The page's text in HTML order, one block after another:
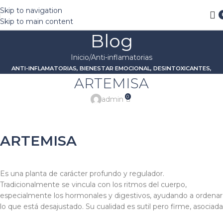
Skip to navigation
Skip to main content
Blog
Inicio Anti-inflamatorias
ANTI-INFLAMATORIAS, BIENESTAR EMOCIONAL, DESINTOXICANTES,
DIGESTIVAS O CARMINATIVAS,ESTRÉS Y ANSIEDAD
SALUD FEMENINA SIGNATURA LUNA
ARTEMISA
admin 0
ARTEMISA
Es una planta de carácter profundo y regulador.
Tradicionalmente se vincula con los ritmos del cuerpo,
especialmente los hormonales y digestivos, ayudando a ordenar
lo que está desajustado. Su cualidad es sutil pero firme, asociada
Envío SIN COSTO en pedidos arriba de $1000 MXN